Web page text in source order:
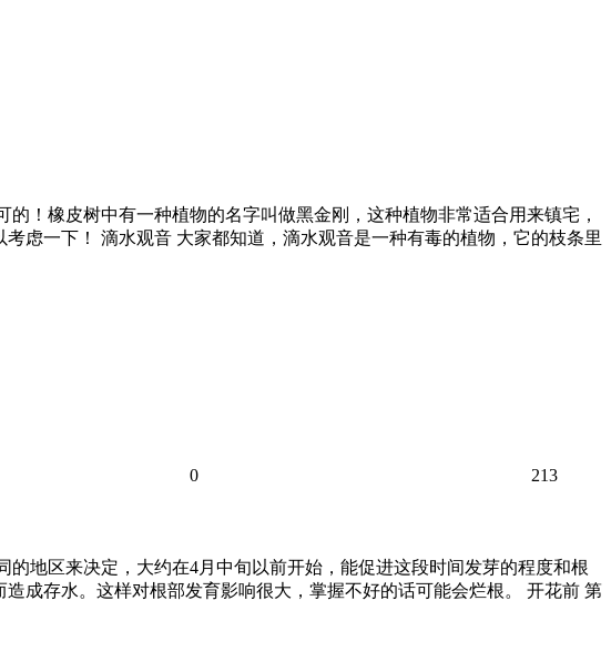
！橡皮树中有一种植物的名字叫做黑金刚，这种植物非常适合用来镇宅，
虑一下！ 滴水观音 大家都知道，滴水观音是一种有毒的植物，它的枝条里
0 213
地区来决定，大约在4月中旬以前开始，能促进这段时间发芽的程度和根
成存水。这样对根部发育影响很大，掌握不好的话可能会烂根。 开花前 第